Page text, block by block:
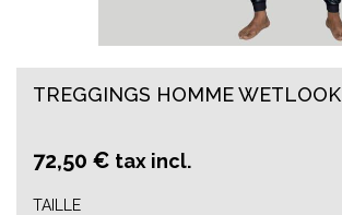
TREGGINGS HOMME WETLOOK
72,50 € tax incl.
TAILLE